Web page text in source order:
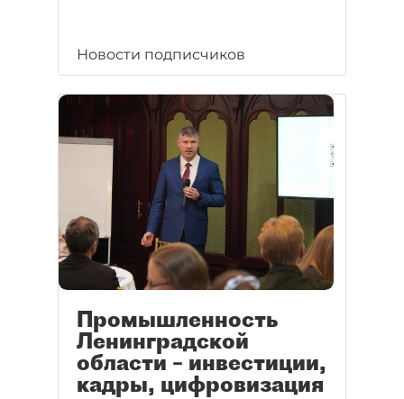
Новости подписчиков
Промышленность
Ленинградской
области – инвестиции,
кадры, цифровизация